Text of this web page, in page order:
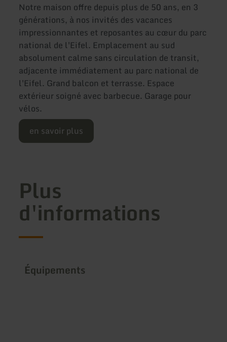
Notre maison offre depuis plus de 50 ans, en 3
générations, à nos invités des vacances
impressionnantes et reposantes au cœur du parc
national de l'Eifel. Emplacement au sud
absolument calme sans circulation de transit,
adjacente immédiatement au parc national de
l'Eifel. Grand balcon et terrasse. Espace
extérieur soigné avec barbecue. Garage pour
vélos.
en savoir plus
Plus
d'informations
Équipements